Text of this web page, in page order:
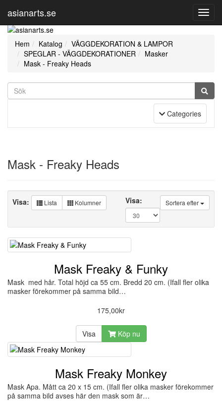
asianarts.se
Hem Katalog
VÄGGDEKORATION & LAMPOR
SPEGLAR - VÄGGDEKORATIONER
Masker
Mask - Freaky Heads
Toggle Navigation
Categories
Mask - Freaky Heads
Sortera efter
Visa:
Visa: Lista Kolumner
Mask Freaky & Funky
Mask med hår. Total höjd ca 55 cm. Bredd 20 cm. (Ifall fler olika
masker förekommer på samma bild…
175,00kr
Visa Köp nu
Mask Freaky Monkey
Mask Apa. Mått ca 20 x 15 cm. (Ifall fler olika masker förekommer
på samma bild avses här den mask som är…